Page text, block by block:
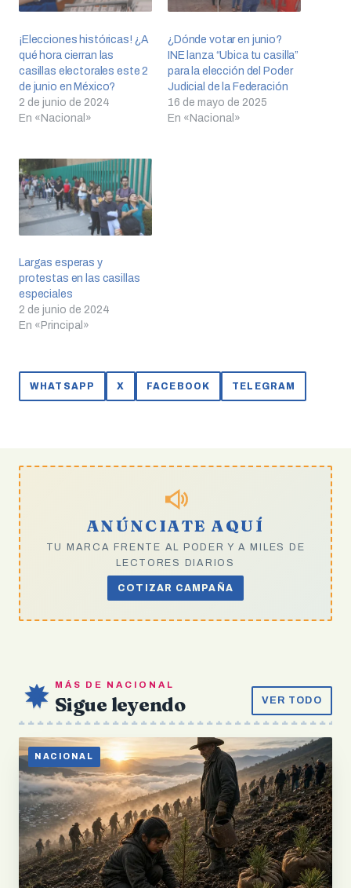
¡Elecciones históricas! ¿A
qué hora cierran las
casillas electorales este 2
de junio en México?
2 de junio de 2024
En «Nacional»
¿Dónde votar en junio?
INE lanza “Ubica tu casilla”
para la elección del Poder
Judicial de la Federación
16 de mayo de 2025
En «Nacional»
Largas esperas y
protestas en las casillas
especiales
2 de junio de 2024
En «Principal»
WHATSAPP X FACEBOOK TELEGRAM
ANÚNCIATE AQUÍ
TU MARCA FRENTE AL PODER Y A MILES DE
LECTORES DIARIOS
COTIZAR CAMPAÑA
MÁS DE NACIONAL
Sigue leyendo VER TODO
NACIONAL